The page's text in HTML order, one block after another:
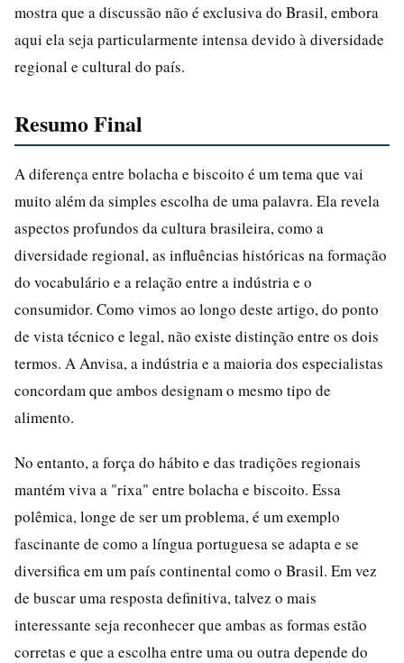
mostra que a discussão não é exclusiva do Brasil, embora
aqui ela seja particularmente intensa devido à diversidade
regional e cultural do país.
Resumo Final
A diferença entre bolacha e biscoito é um tema que vai
muito além da simples escolha de uma palavra. Ela revela
aspectos profundos da cultura brasileira, como a
diversidade regional, as influências históricas na formação
do vocabulário e a relação entre a indústria e o
consumidor. Como vimos ao longo deste artigo, do ponto
de vista técnico e legal, não existe distinção entre os dois
termos. A Anvisa, a indústria e a maioria dos especialistas
concordam que ambos designam o mesmo tipo de
alimento.
No entanto, a força do hábito e das tradições regionais
mantém viva a "rixa" entre bolacha e biscoito. Essa
polêmica, longe de ser um problema, é um exemplo
fascinante de como a língua portuguesa se adapta e se
diversifica em um país continental como o Brasil. Em vez
de buscar uma resposta definitiva, talvez o mais
interessante seja reconhecer que ambas as formas estão
corretas e que a escolha entre uma ou outra depende do